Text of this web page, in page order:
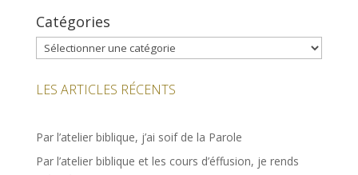
Catégories
Catégories
LES ARTICLES RÉCENTS
Par l’atelier biblique, j’ai soif de la Parole
Par l’atelier biblique et les cours d’éffusion, je rends